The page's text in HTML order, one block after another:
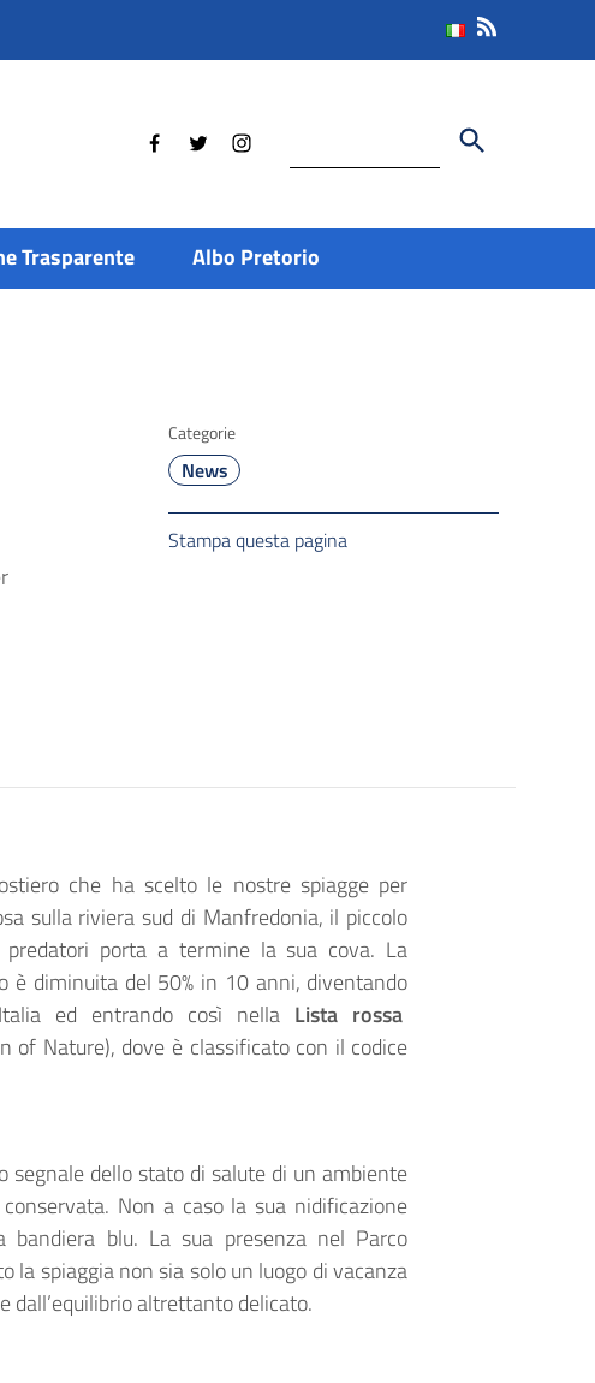
Cerca
Trasparente Albo Pretorio
Categorie
News
Stampa questa pagina
che ha scelto le nostre spiagge per
sulla riviera sud di Manfredonia, il piccolo
porta a termine la sua cova. La
è diminuita del 50% in 10 anni, diventando
ed entrando così nella Lista rossa
of Nature), dove è classificato con il codice
dello stato di salute di un ambiente
Non a caso la sua nidificazione
blu. La sua presenza nel Parco
la spiaggia non sia solo un luogo di vacanza
dall’equilibrio altrettanto delicato.